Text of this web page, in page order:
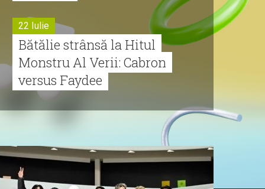
22 Iulie
Bătălie strânsă la Hitul
Monstru Al Verii: Cabron
versus Faydee
21 Iulie
Cabron vine cu Hitul
Monstru al Verii